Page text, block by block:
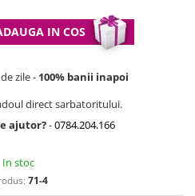
IN COS
zile - 100% banii inapoi
direct sarbatoritului.
ajutor?-0784.204.166
In stoc
71-4